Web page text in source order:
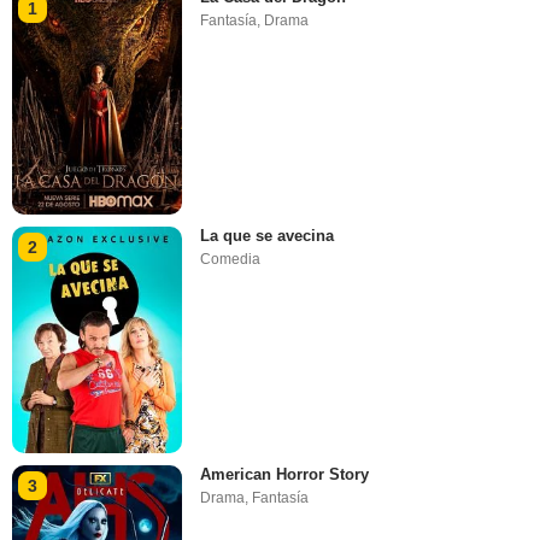
1
Fantasía Drama
2
La que se avecina
Comedia
3
American Horror Story
Drama, Fantasía